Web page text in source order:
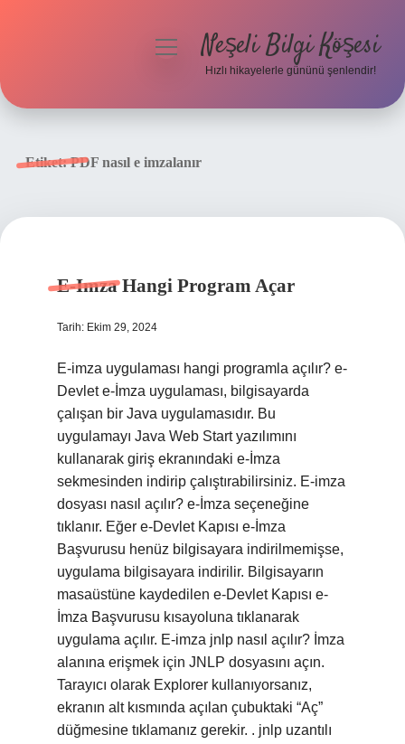
menüyüNeşeli Bilgi Köşesi
Hızlı hikayelerle gününü şenlendir!
Etiket:PDF nasıl e imzalanır
E-Imza Hangi Program Açar
Tarih: Ekim 29, 2024
E-imza uygulaması hangi programla açılır? e-
Devlet e-İmza uygulaması, bilgisayarda
çalışan bir Java uygulamasıdır. Bu
uygulamayı Java Web Start yazılımını
kullanarak giriş ekranındaki e-İmza
sekmesinden indirip çalıştırabilirsiniz. E-imza
dosyası nasıl açılır? e-İmza seçeneğine
tıklanır. Eğer e-Devlet Kapısı e-İmza
Başvurusu henüz bilgisayara indirilmemişse,
uygulama bilgisayara indirilir. Bilgisayarın
masaüstüne kaydedilen e-Devlet Kapısı e-
İmza Başvurusu kısayoluna tıklanarak
uygulama açılır. E-imza jnlp nasıl açılır? İmza
alanına erişmek için JNLP dosyasını açın.
Tarayıcı olarak Explorer kullanıyorsanız,
ekranın alt kısmında açılan çubuktaki “Aç”
düğmesine tıklamanız gerekir. . jnlp uzantılı